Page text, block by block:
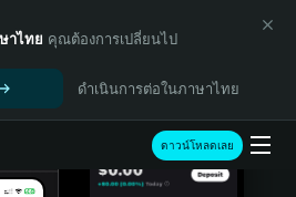
าไทย คุณต้องการเปลี่ยนไป
ดำเนินการต่อในภาษาไทย
ดาวน์โหลดเลย